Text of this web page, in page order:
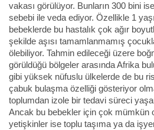
vakası görülüyor. Bunların 300 bini
sebebi ile veda ediyor. Özellikle 1
bebeklerde bu hastalık çok ağır
şekilde aşısı tamamlanmamış
ölebiliyor. Tahmin edileceği üzere
görüldüğü bölgeler arasında Afrika
gibi yüksek nüfuslu ülkelerde de bu
çabuk bulaşma özelliği gösteriyor
toplumdan izole bir tedavi süreci
Ancak bu bebekler için çok mümkün
yetişkinler ise toplu taşıma ya da